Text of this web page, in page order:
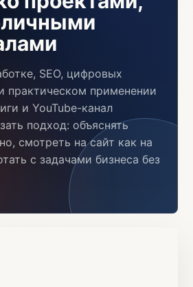
SEO, цифровых
практическом применении
и YouTube-канал
подход: объяснять
смотреть на сайт как на
с задачами бизнеса без